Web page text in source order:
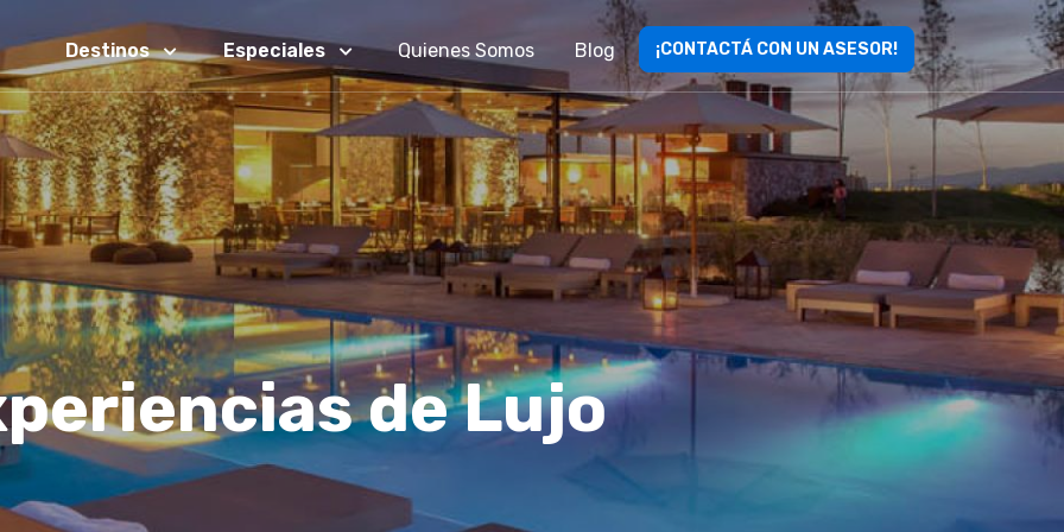
Destinos Especiales Quienes Somos Blog ¡CONTACTÁ CON UN ASESOR!
de Lujo